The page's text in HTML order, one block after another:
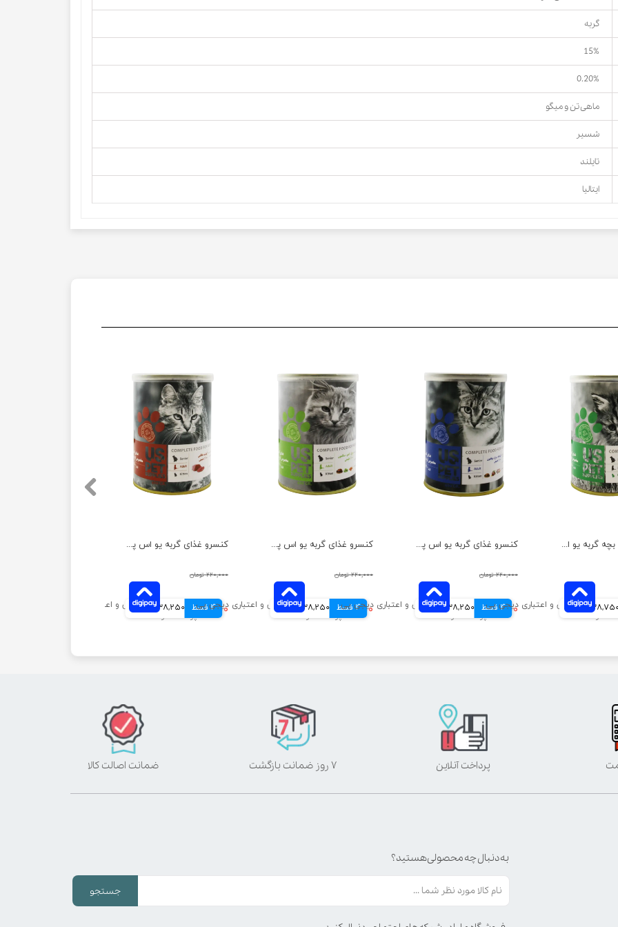
گربه
15%
0.20%
ماهی تن و میگو
شسیر
تایلند
ایتالیا
کنسرو غذای گربه یو اس پت مدل گوشت گاو وزن 400 گرم
۲۲۰,۰۰۰ تومان
۱۵۳,۰۰۰ تومان
4 قسط 38,250 تومانی
کنسرو غذای گربه یو اس پت مدل مرغ و کدو سبز و سالمون وزن 400 گرم
۲۲۰,۰۰۰ تومان
۱۵۳,۰۰۰ تومان
4 قسط 38,250 تومانی
کنسرو غذای گربه یو اس پت مدل گوشت گوساله و مرغ و بوقلمون وزن 400 گرم
۲۲۰,۰۰۰ تومان
۱۵۳,۰۰۰ تومان
4 قسط 38,250 تومانی
کنسرو غذای بچه گربه یو اس پت مدل مرغ و اردک و کدو حلوایی وزن 400 گرم
تومانی
پرداخت آنلاین ۷ روز ضمانت بازگشت ضمانت اصالت کالا
به دنبال چه محصولی هستید؟
جستجو